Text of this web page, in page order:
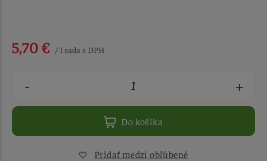
5,70 € / 1 sada s DPH
- +
Do košíka
Pridať medzi obľúbené